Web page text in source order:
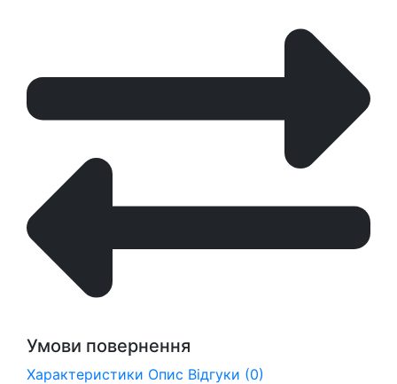
Умови повернення
Характеристики Опис Відгуки (0)